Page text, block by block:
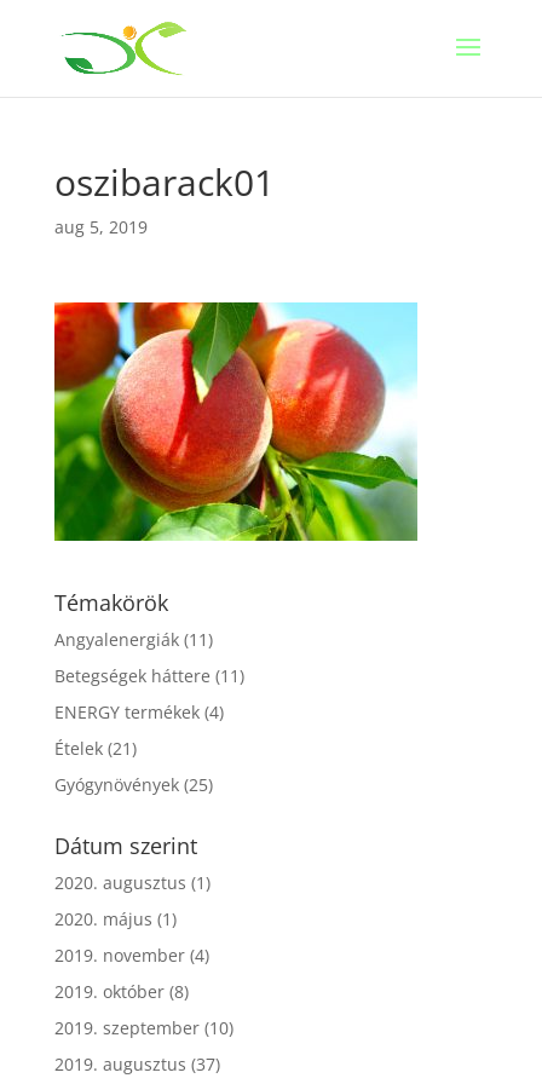
oszibarack01
aug 5, 2019
Témakörök
Angyalenergiák(11)
Betegségek háttere (11)
ENERGY termékek(4)
Ételek(21)
Gyógynövények(25)
Dátum szerint
2020. augusztus (1)
2020. május (1)
2019. november(4)
2019. október(8)
2019. szeptember(10)
2019. augusztus (37)